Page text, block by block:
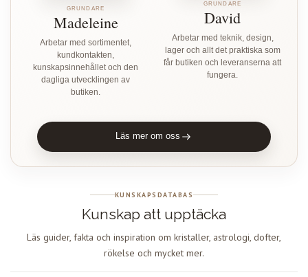
GRUNDARE
Madeleine
Arbetar med sortimentet,
kundkontakten,
kunskapsinnehållet och den
dagliga utvecklingen av
butiken.
GRUNDARE
David
Arbetar med teknik, design,
lager och allt det praktiska som
får butiken och leveranserna att
fungera.
Läs mer om oss
KUNSKAPSDATABAS
Kunskap att upptäcka
Läs guider, fakta och inspiration om kristaller, astrologi, dofter,
rökelse och mycket mer.